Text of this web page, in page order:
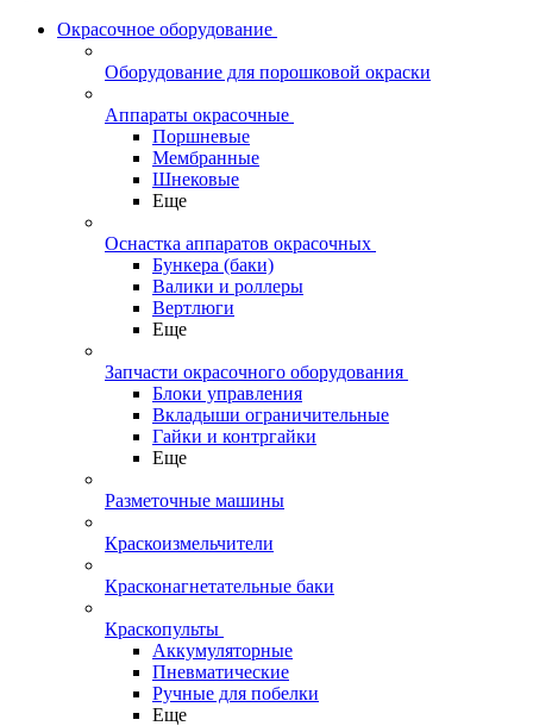
Окрасочное оборудование
Оборудование для порошковой окраски
Аппараты окрасочные
Поршневые
Мембранные
Шнековые
Еще
Оснастка аппаратов окрасочных
Бункера (баки)
Валики и роллеры
Вертлюги
Еще
Запчасти окрасочного оборудования
Блоки управления
Вкладыши ограничительные
Гайки и контргайки
Еще
Разметочные машины
Краскоизмельчители
Красконагнетательные баки
Краскопульты
Аккумуляторные
Пневматические
Ручные для побелки
Еще